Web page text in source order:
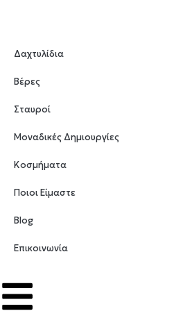
Δαχτυλίδια
Βέρες
Σταυροί
Μοναδικές Δημιουργίες
Κοσμήματα
Ποιοι Είμαστε
Blog
Επικοινωνία